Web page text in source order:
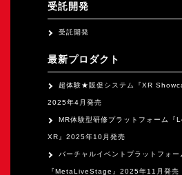
受託開発
受託開発
最新プロダクト
超体験★販促システム『XR
2025年4月発売
MR体験型研修プラットフォーム『
XR』2025年10月発売
バーチャルイベントプラットフォー
『MetaLiveStage』2025年11月発売